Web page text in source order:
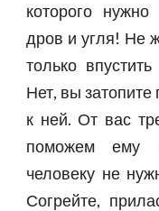
которого
дров и угля! Не
только
Нет, вы затопите
к ней. От вас
поможем ему
человеку не
Согрейте,